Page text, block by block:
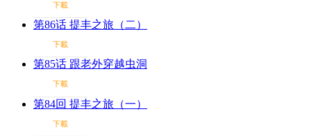
下載
第86话 提丰之旅（二）
下載
第85话 跟老外穿越虫洞
下載
第84回 提丰之旅（一）
下載